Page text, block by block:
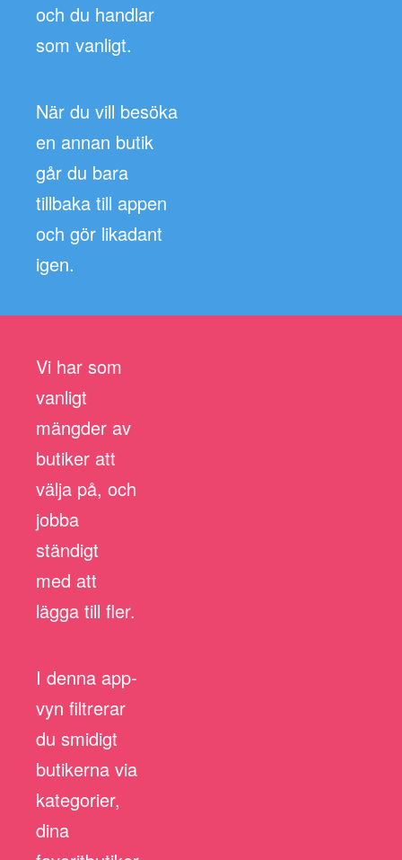
och du handlar
som vanligt.
När du vill besöka
en annan butik
går du bara
tillbaka till appen
och gör likadant
igen.
Vi har som
vanligt
mängder av
butiker att
välja på, och
jobba
ständigt
med att
lägga till fler.
I denna app-
vyn filtrerar
du smidigt
butikerna via
kategorier,
dina